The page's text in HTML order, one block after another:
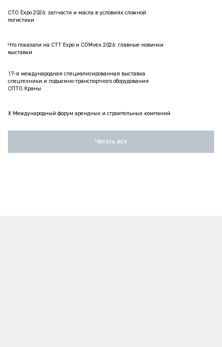
СТО Expo 2026: запчасти и масла в условиях сложной
логистики
Что показали на CTT Expo и COMvex 2026: главные новинки
выставки
17-я международная специализированная выставка
спецтехники и подъемно-транспортного оборудования
СПТО.Краны
X Международный форум арендных и строительных компаний
Читать все